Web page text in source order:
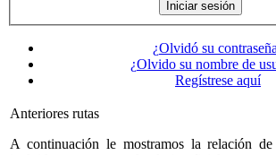
¿Olvidó su
¿Olvido su nombre de
Regístrese aquí
Anteriores rutas
A continuación le mostramos la relación de